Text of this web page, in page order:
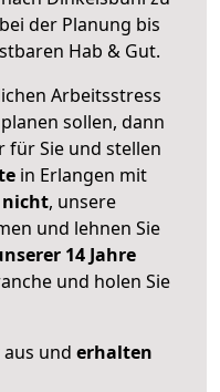
der Planung bis
Hab & Gut.
Arbeitsstress
sollen, dann
für Sie und stellen
in Erlangen mit
nicht, unsere
und lehnen Sie
14 Jahre
und holen Sie
und erhalten